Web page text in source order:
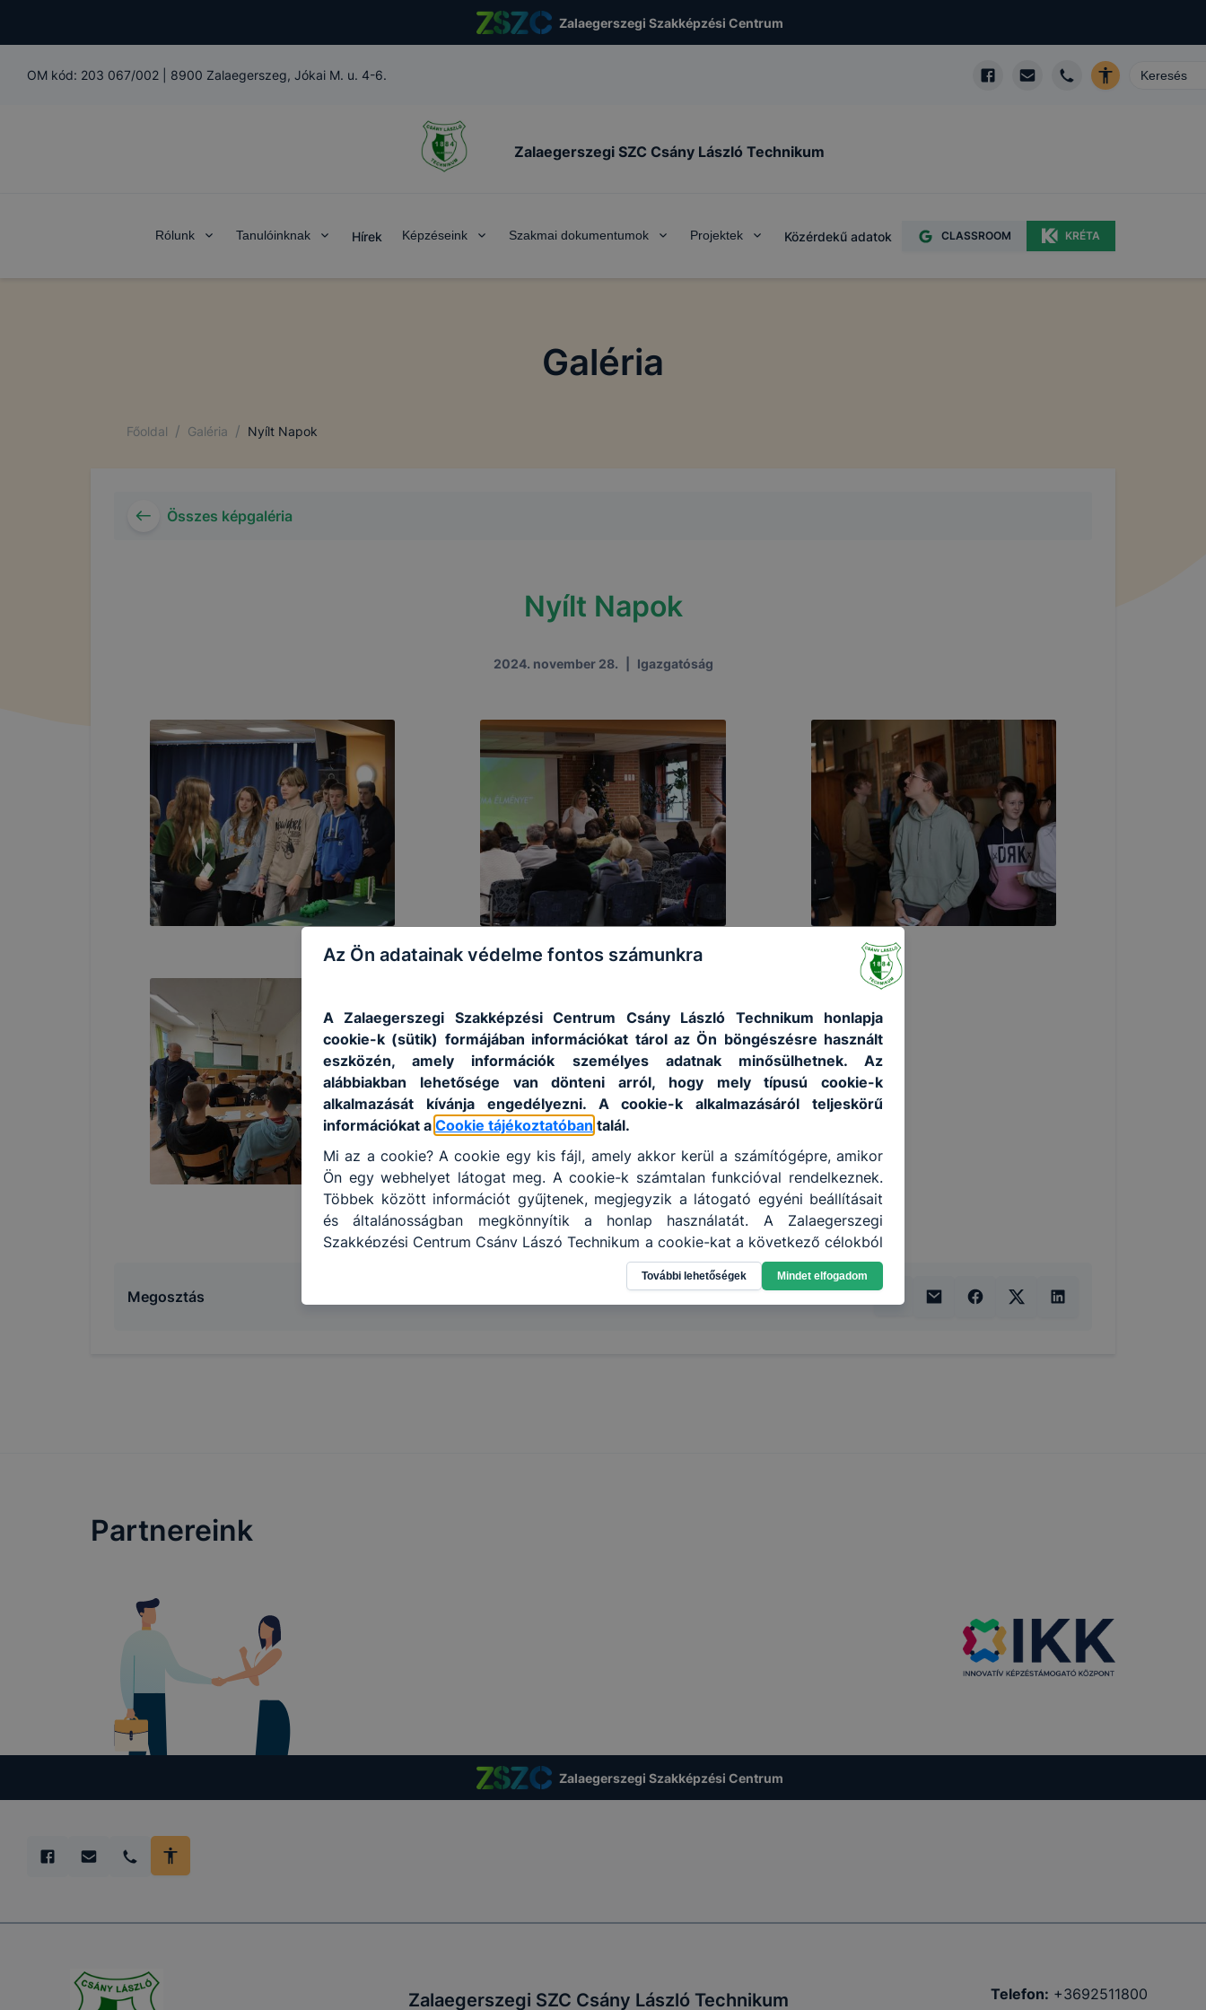
Zalaegerszegi Szakképzési Centrum
OM kód: 203 067/002 8900 Zalaegerszeg, Jókai M. u. 4-6.
Zalaegerszegi SZC Csány László Technikum
Rólunk Tanulóinknak Hírek Képzéseink Szakmai dokumentumok Projektek Közérdekű adatok CLASSROOM KRÉTA
Galéria
Főoldal / Galéria / Nyílt Napok
Összes képgaléria
Nyílt Napok
2024. november 28. Igazgatóság
Megosztás
Partnereink
Zalaegerszegi Szakképzési Centrum
Zalaegerszegi SZC Csány László Technikum Telefon: +3692511800
Az Ön adatainak védelme fontos számunkra
A Zalaegerszegi Szakképzési Centrum Csány László Technikum honlapja
cookie-k (sütik) formájában információkat tárol az Ön böngészésre használt
eszközén, amely információk személyes adatnak minősülhetnek. Az
alábbiakban lehetősége van dönteni arról, hogy mely típusú cookie-k
alkalmazását kívánja engedélyezni. A cookie-k alkalmazásáról teljeskörű
információkat a Cookie tájékoztatóban talál.
Mi az a cookie? A cookie egy kis fájl, amely akkor kerül a számítógépre, amikor
Ön egy webhelyet látogat meg. A cookie-k számtalan funkcióval rendelkeznek.
Többek között információt gyűjtenek, megjegyzik a látogató egyéni beállításait
és általánosságban megkönnyítik a honlap használatát. A Zalaegerszegi
Szakképzési Centrum Csány Lászó Technikum a cookie-kat a következő célokból
használja: információ gyűjtése azzal kapcsolatban, hogyan használja Ön a
honlapot -annak felmérésével, hogy a honlap melyik részeit látogatja, vagy
használja leginkább, így megtudhatjuk, hogyan biztosítsunk Önnek még jobb
További lehetőségek Mindet elfogadom